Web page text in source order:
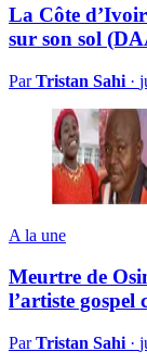
La Côte
sur son sol
ParTristan Sahi ·
A la une
Meurtre de
l’artiste gospel
ParTristan Sahi ·